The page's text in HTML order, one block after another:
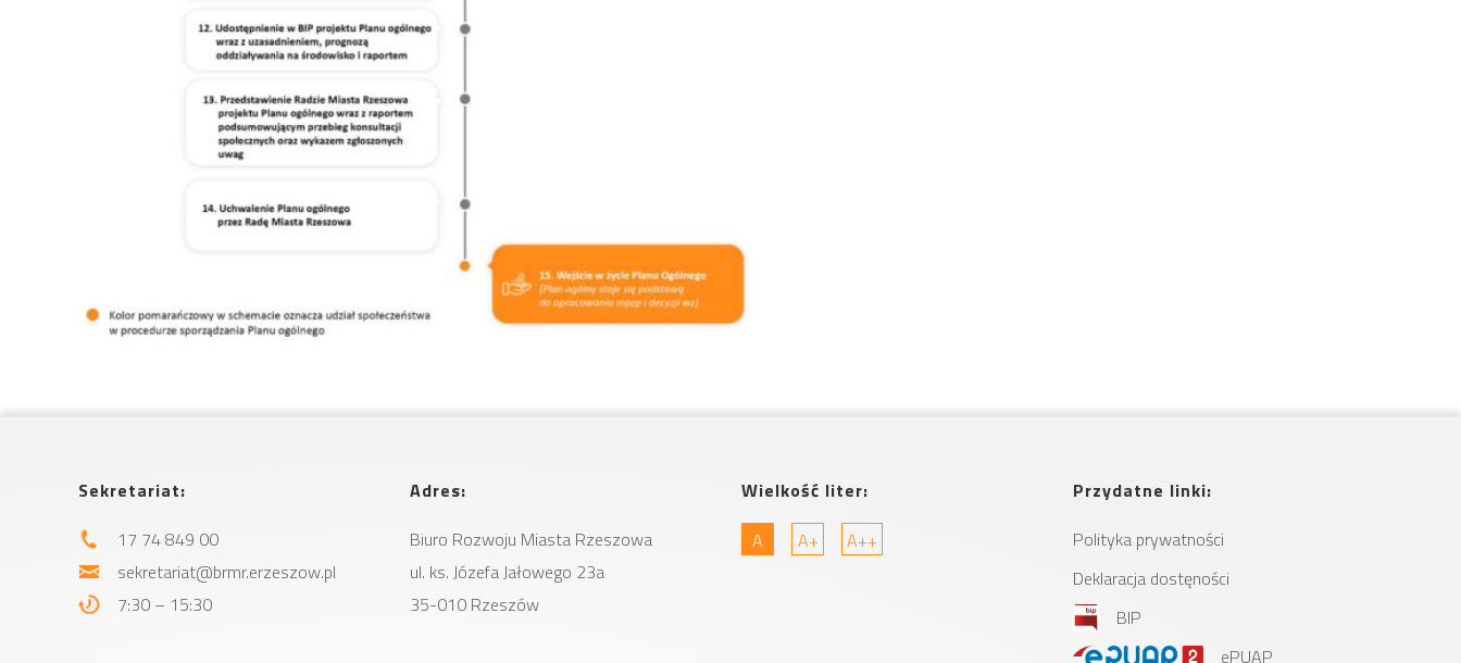
Sekretariat:
17 74 849 00
sekretariat@brmr.erzeszow.pl
7:30 – 15:30
Adres:
Biuro Rozwoju Miasta Rzeszowa
ul. ks. Józefa Jałowego 23a
35-010 Rzeszów
Wielkość liter:
A
A+ A++
Przydatne linki:
Polityka prywatności
Deklaracja dostęności
BIP
ePUAP